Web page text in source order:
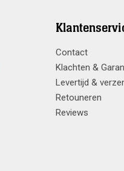
Contact
Klachten &
Levertijd &
Retouneren
Reviews